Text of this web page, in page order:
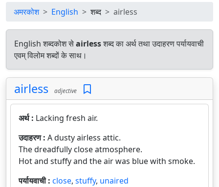
अमरकोश English शब्द airless
English शब्दकोश सेairlessशब्द का अर्थ तथा उदाहरण पर्यायवाची
एवम् विलोम शब्दों के साथ।
airless adjective
अर्थ : Lacking fresh air.
उदाहरण : A dusty airless attic.
The dreadfully close atmosphere.
Hot and stuffy and the air was blue with smoke.
पर्यायवाची : close, stuffy, unaired